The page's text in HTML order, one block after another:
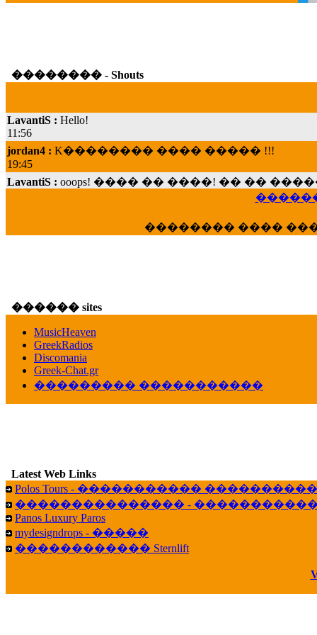
�������� - Shouts
11:56
jordan4 :
19:45
LavantiS :
���; ���� ��� ��� �������� ����
veronica :E���� 2012 ��� ����� ���
16:39
veronica :[URL] ���� ���;
10:19
LavantiS :���� ����� � �������
Galatea :Efharist&oacute;
03:56
LavantiS :that's great news! ����� �� ������!
14:35
Galatea :�� ����� ���� ������ ���
21:35
�������� ����
������ sites
MusicHeaven
GreekRadios
Discomania
Greek-Chat.gr
��������� �����������
Latest Web Links
Polos Tours - �����������
��������������� -
Panos Luxury Paros
mydesigndrops - �����
������������ Sternlift